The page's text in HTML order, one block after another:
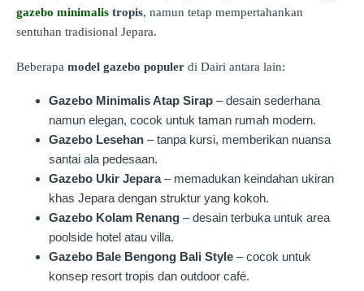
gazebo minimalis tropis, namun tetap mempertahankan
sentuhan tradisional Jepara.
Beberapa model gazebo populer di Dairi antara lain:
Gazebo Minimalis Atap Sirap – desain sederhana
namun elegan, cocok untuk taman rumah modern.
Gazebo Lesehan – tanpa kursi, memberikan nuansa
santai ala pedesaan.
Gazebo Ukir Jepara– memadukan keindahan ukiran
khas Jepara dengan struktur yang kokoh.
Gazebo Kolam Renang – desain terbuka untuk area
poolside hotel atau villa.
Gazebo Bale Bengong Bali Style – cocok untuk
konsep resort tropis dan outdoor café.